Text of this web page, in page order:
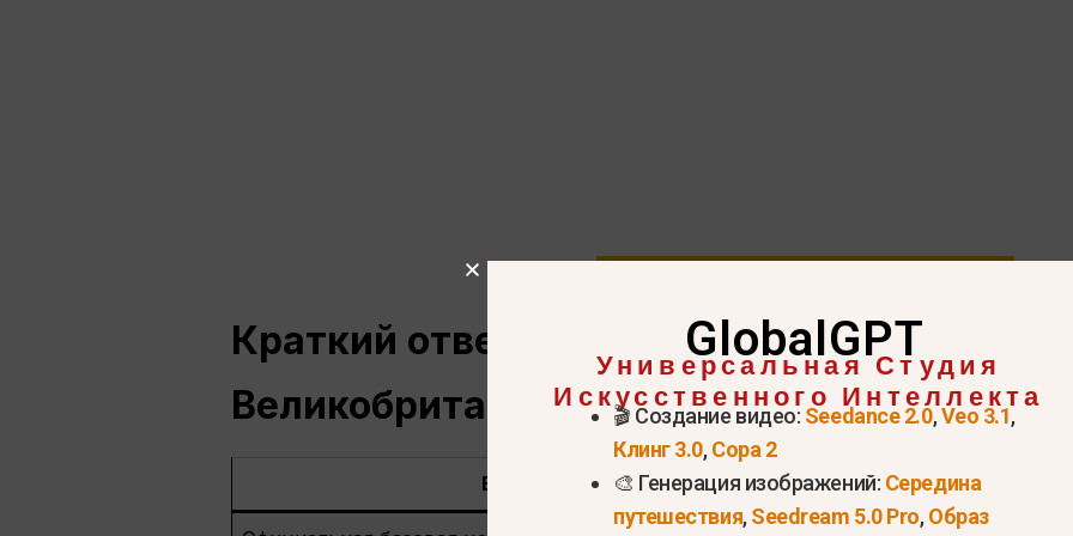
Краткий ответ: Сколько стоит ChatGPT
Великобритании?
Вопрос
GlobalGPT
Универсальная Студия
Искусственного Интеллекта
🎬 Создание видео: Seedance 2.0,Veo 3.1,
Клинг 3.0,Сора 2
🎨 Генерация изображений: Середина
путешествия,Seedream 5.0 Pro,Образ